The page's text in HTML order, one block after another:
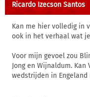
Ricardo Izecson Santos
Kan me hier volledig in
ook in het verhaal wat
Voor mijn gevoel zou
Jong en Wijnaldum.
wedstrijden in